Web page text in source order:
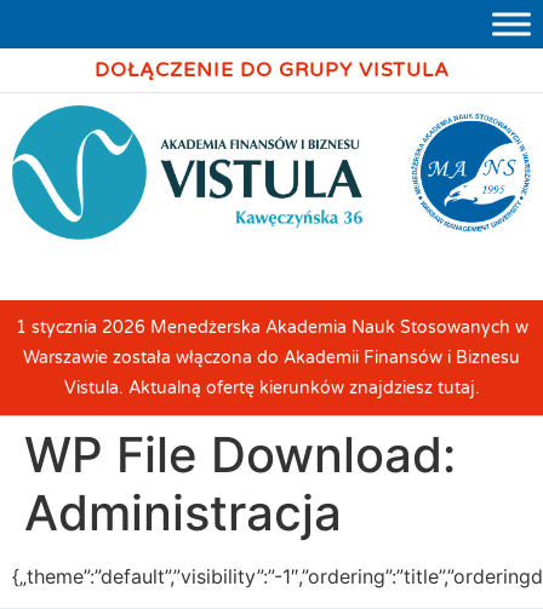
DOŁĄCZENIE DO GRUPY VISTULA
1 stycznia 2026 Menedżerska Akademia Nauk Stosowanych w
Warszawie została włączona do Akademii Finansów i Biznesu
Vistula. Aktualną ofertę kierunków znajdziesz tutaj.
WP File Download:
Administracja
{„theme”:”default”,”visibility”:”-